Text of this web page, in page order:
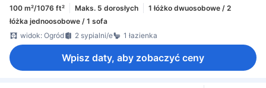
100 m²/1076 ft² Maks. 5 dorosłych
1 łóżko dwuosobowe / 2
łóżka jednoosobowe / 1 sofa
widok: Ogród
2 sypialni/e 1 łazienka
Wpisz daty, aby zobaczyć ceny